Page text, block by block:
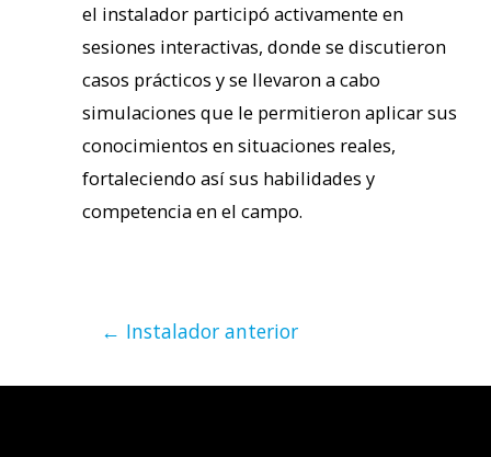
el instalador participó activamente en
sesiones interactivas, donde se discutieron
casos prácticos y se llevaron a cabo
simulaciones que le permitieron aplicar sus
conocimientos en situaciones reales,
fortaleciendo así sus habilidades y
competencia en el campo.
← Instalador anterior